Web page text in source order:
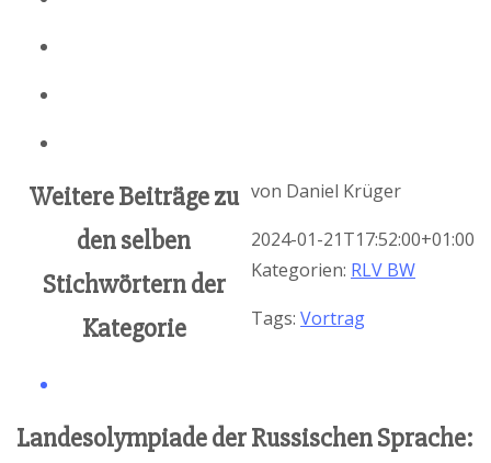
von Daniel Krüger
2024-01-21T17:52:00+01:00
Kategorien: RLV BW
Tags: Vortrag
Weitere Beiträge zu
den selben
Stichwörtern der
Kategorie
Landesolympiade der Russischen Sprache: